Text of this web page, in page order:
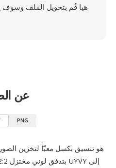
هيا قُم بتحويل الملف وسوف
عن
PNG